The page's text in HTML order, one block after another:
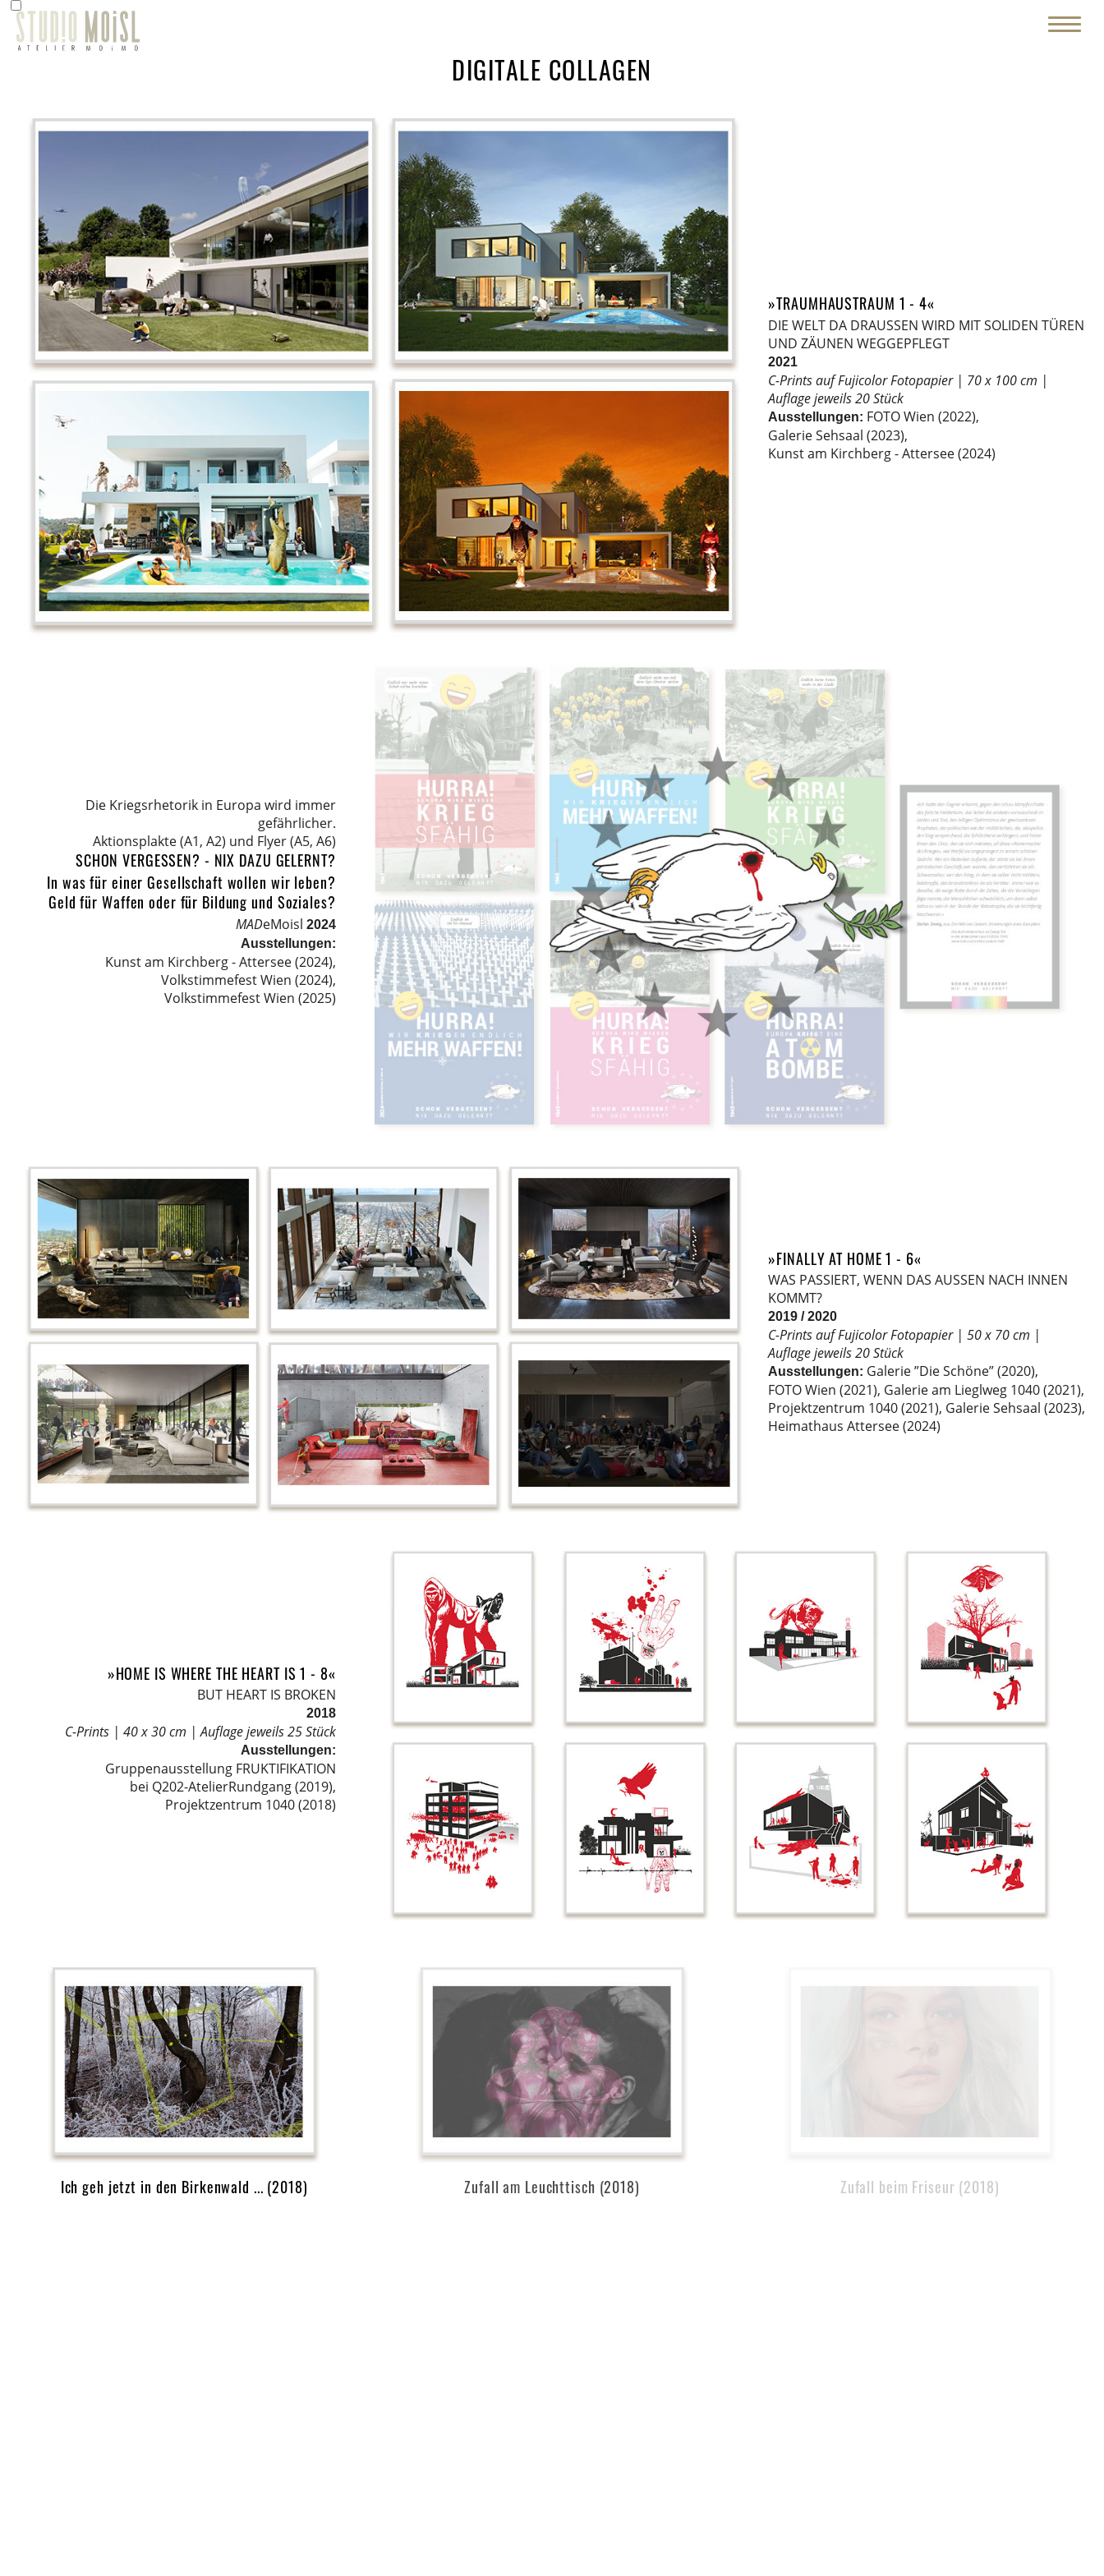
DIGITALE COLLAGEN
»TRAUMHAUSTRAUM 1 - 4«
DIE WELT DA DRAUSSEN WIRD MIT SOLIDEN TÜREN
UND ZÄUNEN WEGGEPFLEGT
2021
C-Prints auf Fujicolor Fotopapier| 70 x 100 cm |
Auflage jeweils 20 Stück
Ausstellungen: FOTO Wien (2022),
Galerie Sehsaal (2023),
Kunst am Kirchberg - Attersee (2024)
Die Kriegsrhetorik in Europa wird immer
gefährlicher.
Aktionsplakte (A1, A2) und Flyer (A5, A6)
SCHON VERGESSEN? - NIX DAZU GELERNT?
In was für einer Gesellschaft wollen wir leben?
Geld für Waffen oder für Bildung und Soziales?
MADeMoisl 2024
Ausstellungen:
Kunst am Kirchberg - Attersee (2024),
Volkstimmefest Wien (2024),
Volkstimmefest Wien (2025)
»FINALLY AT HOME 1 - 6«
WAS PASSIERT, WENN DAS AUSSEN NACH INNEN
KOMMT?
2019 / 2020
C-Prints auf Fujicolor Fotopapier|50 x 70 cm |
Auflage jeweils 20 Stück
Ausstellungen: Galerie ”Die Schöne” (2020),
FOTO Wien (2021), Galerie am Lieglweg 1040 (2021),
Projektzentrum 1040 (2021), Galerie Sehsaal (2023),
Heimathaus Attersee (2024)
»HOME IS WHERE THE HEART IS 1 - 8«
BUT HEART IS BROKEN
2018
C-Prints | 40 x 30 cm |Auflage jeweils 25 Stück
Ausstellungen:
Gruppenausstellung FRUKTIFIKATION
bei Q202-AtelierRundgang (2019),
Projektzentrum 1040 (2018)
Ich geh jetzt in den Birkenwald ... (2018) Zufall am Leuchttisch (2018) Zufall beim Friseur (2018)